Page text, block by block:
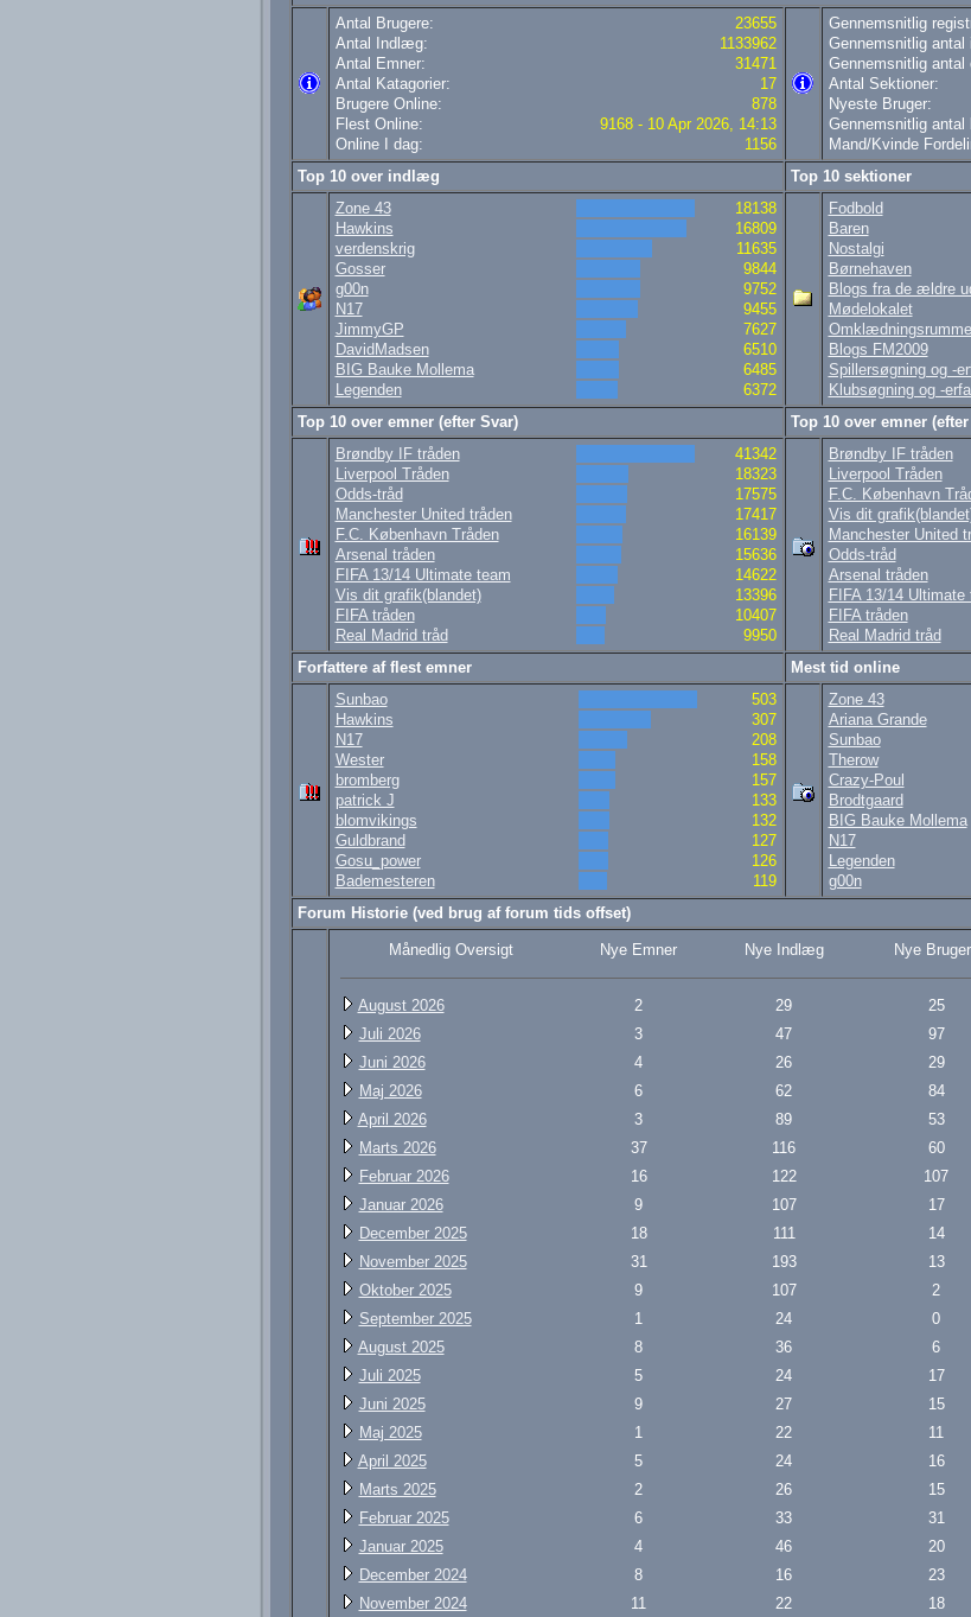
Antal Brugere:
23655
Antal Indlæg:
1133962
Antal Emner:
31471
Antal Katagorier:
17
Brugere Online:
878
Flest Online:
9168 - 10 Apr 2026, 14:13
Online I dag:
1156
Gennemsnitlig
Gennemsnitlig
Gennemsnitlig antal
Antal Sektioner:
Nyeste Bruger:
Gennemsnitlig antal
Mand/Kvinde
Top 10 over indlæg
Top 10 sektioner
Zone 43
18138
Hawkins
16809
verdenskrig
11635
Gosser
9844
g00n
9752
N17
9455
JimmyGP
7627
DavidMadsen
6510
BIG Bauke Mollema
6485
Legenden
6372
Fodbold
Baren
Nostalgi
Børnehaven
Blogs fra de ældre
Mødelokalet
Blogs FM2009
Spillersøgning og -
Klubsøgning og -
Top 10 over emner (efter Svar)
Top 10 over emner
Brøndby IF tråden
41342
Liverpool Tråden
18323
Odds-tråd
17575
Manchester United tråden
17417
F.C. København Tråden
16139
Arsenal tråden
15636
FIFA 13/14 Ultimate team
14622
Vis dit grafik(blandet)
13396
FIFA tråden
10407
Real Madrid tråd
9950
Brøndby IF tråden
Liverpool Tråden
F.C. København
Vis dit
Manchester United
Odds-tråd
Arsenal tråden
FIFA 13/14 Ultimate
FIFA tråden
Real Madrid tråd
Forfattere af flest emner
Mest tid online
Sunbao
503
Hawkins
307
N17
208
Wester
158
bromberg
157
patrick J
133
blomvikings
132
Guldbrand
127
Gosu_power
126
Bademesteren
119
Zone 43
Ariana Grande
Sunbao
Therow
Crazy-Poul
Brodtgaard
BIG Bauke Mollema
N17
Legenden
g00n
Forum Historie (ved brug af forum tids offset)
Månedlig Oversigt Nye Emner Nye Indlæg Nye
August 2026 2 29 25
Juli 2026
3 47 97
Juni 2026
4 26 29
Maj 2026
6 62 84
April 2026
3 89 53
Marts 2026
37 116 60
Februar 2026
16 122 107
Januar 2026
9 107 17
December 2025
18 111 14
November 2025
31 193 13
Oktober 2025
9 107 2
September 2025
1 24 0
August 2025
8 36 6
Juli 2025
5 24 17
Juni 2025
9 27 15
Maj 2025
1 22 11
April 2025
5 24 16
Marts 2025
2 26 15
Februar 2025
6 33 31
Januar 2025
4 46 20
December 2024
8 16 23
November 2024
11 22 18